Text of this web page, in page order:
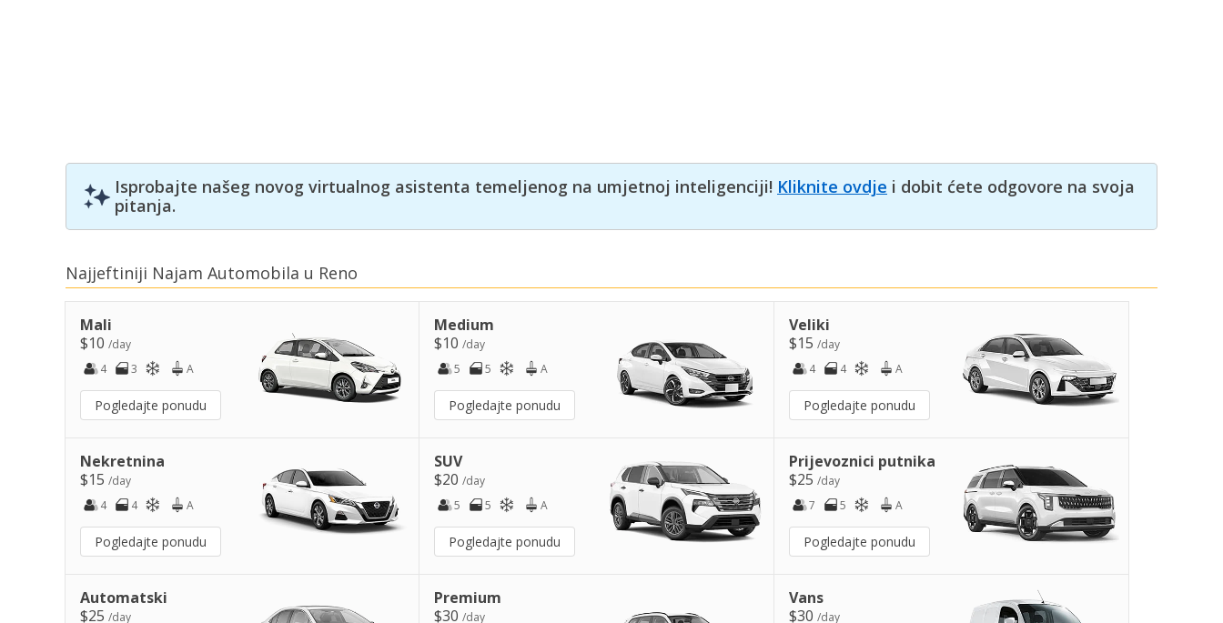
Isprobajte našeg novog virtualnog asistenta temeljenog na umjetnoj inteligenciji! Kliknite ovdje i dobit ćete odgovore na svoja
pitanja.
Najjeftiniji Najam Automobila u Reno
Mali
$10 /day
4
3 A
Pogledajte ponudu
Medium
$10/day
5
5 A
Pogledajte ponudu
Veliki
$15 /day
4
4 A
Pogledajte ponudu
Nekretnina
$15 /day
4
4 A
Pogledajte ponudu
SUV
$20/day
5
5 A
Pogledajte ponudu
Prijevoznici putnika
$25 /day
7
5 A
Pogledajte ponudu
Automatski
$25 /day
Premium
$30/day
Vans
$30 /day